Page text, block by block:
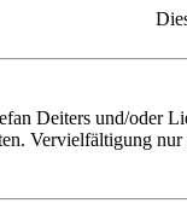
Deiters und/oder
Vervielfältigung